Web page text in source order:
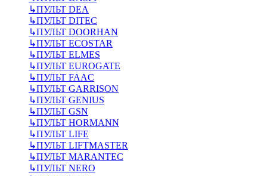
↳ПУЛЬТ DEA
↳ПУЛЬТ DITEC
↳ПУЛЬТ DOORHAN
↳ПУЛЬТ ECOSTAR
↳ПУЛЬТ ELMES
↳ПУЛЬТ EUROGATE
↳ПУЛЬТ FAAC
↳ПУЛЬТ GARRISON
↳ПУЛЬТ GENIUS
↳ПУЛЬТ GSN
↳ПУЛЬТ HORMANN
↳ПУЛЬТ LIFE
↳ПУЛЬТ LIFTMASTER
↳ПУЛЬТ MARANTEC
↳ПУЛЬТ NERO